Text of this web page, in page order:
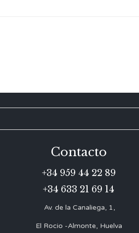
Contacto
+34 959 44 22 89
+34 633 21 69 14
Av. de la Canaliega, 1,
El Rocio -Almonte, Huelva